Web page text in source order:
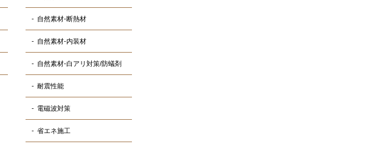
自然素材-断熱材
自然素材-内装材
自然素材-白アリ対策/防蟻剤
耐震性能
電磁波対策
省エネ施工